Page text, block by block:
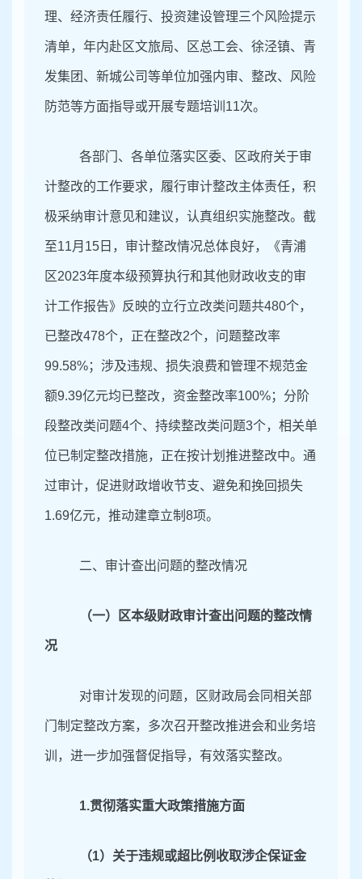
理、经济责任履行、投资建设管理三个风险提示
清单，年内赴区文旅局、区总工会、徐泾镇、青
发集团、新城公司等单位加强内审、整改、风险
防范等方面指导或开展专题培训 11次。
各部门、各单位落实区委、区政府关于审
计整改的工作要求，履行审计整改主体责任，积
极采纳审计意见和建议，认真组织实施整改。截
至11月 15日，审计整改情况总体良好，《青浦
区2023年度本级预算执行和其他财政收支的审
计工作报告》反映的立行立改类问题共480个，
已整改478个，正在整改2个，问题整改率
99.58%；涉及违规、损失浪费和管理不规范金
额9.39亿元均已整改，资金整改率100%；分阶
段整改类问题4个、持续整改类问题3个，相关单
位已制定整改措施，正在按计划推进整改中。 通
过审计，促进财政增收节支、避免和挽回损失
1.69亿元，推动建章立制 8项。
二、审计查出问题的整改情况
（一）区本级财政审计查出问题的整改情
况
对审计发现的问题，区财政局会同相关部
门制定整改方案，多次召开整改推进会和业务培
训，进一步加强督促指导， 有效落实整改。
1.贯彻落实重大政策措施方面
（1）关于违规或超比例收取涉企保证金